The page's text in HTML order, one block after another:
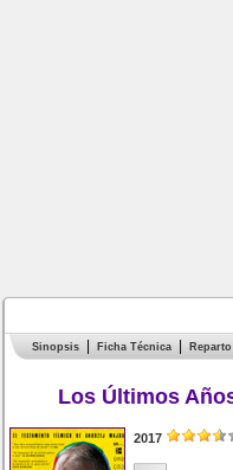
Sinopsis Ficha Técnica Reparto
Los Últimos
2017